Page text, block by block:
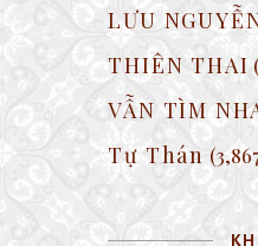
LƯU
THIÊN THAI
VẪN TÌM
Tự Thán